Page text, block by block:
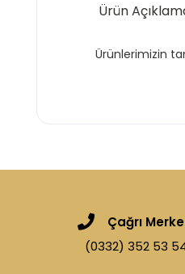
Ürün
Ürünlerimizin
Çağrı
(0332) 352 53